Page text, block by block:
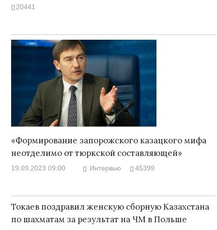
20441
«Формирование запорожского казацкого мифа
неотделимо от тюркской составляющей»
19.09.2023 09:00 Интервью 45399
Токаев поздравил женскую сборную Казахстана
по шахматам за результат на ЧМ в Польше